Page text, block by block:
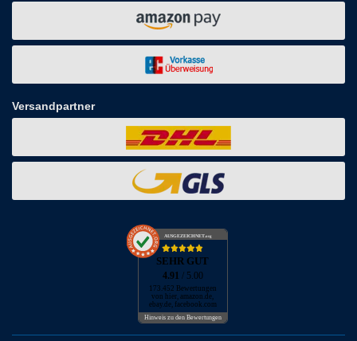
Versandpartner
AUSGEZEICHNET.org
SEHR GUT
4.91 / 5.00
173.452 Bewertungen
von hier, amazon.de,
ebay.de, facebook.com
Hinweis zu den Bewertungen